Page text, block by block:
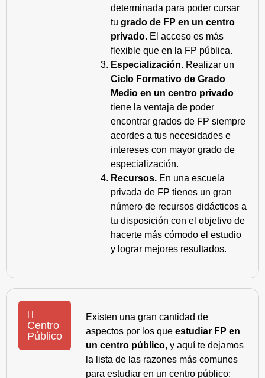
determinada para poder cursar
tu grado de FP en un centro
privado. El acceso es más
flexible que en la FP pública.
Especialización. Realizar un
Ciclo Formativo de Grado
Medio en un centro privado
tiene la ventaja de poder
encontrar grados de FP siempre
acordes a tus necesidades e
intereses con mayor grado de
especialización.
Recursos. En una escuela
privada de FP tienes un gran
número de recursos didácticos a
tu disposición con el objetivo de
hacerte más cómodo el estudio
y lograr mejores resultados.
Centro
Público
Existen una gran cantidad de
aspectos por los que estudiar FP en
un centro público, y aquí te dejamos
la lista de las razones más comunes
para estudiar en un centro público: